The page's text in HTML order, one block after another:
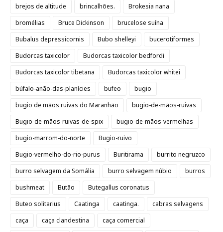
brejos de altitude
brincalhões.
Brokesia nana
bromélias
Bruce Dickinson
brucelose suína
Bubalus depressicornis
Bubo shelleyi
bucerotiformes
Budorcas taxicolor
Budorcas taxicolor bedfordi
Budorcas taxicolor tibetana
Budorcas taxicolor whitei
búfalo-anão-das-planícies
bufeo
bugio
bugio de mãos ruivas do Maranhão
bugio-de-mãos-ruivas
Bugio-de-mãos-ruivas-de-spix
bugio-de-mãos-vermelhas
bugio-marrom-do-norte
Bugio-ruivo
Bugio-vermelho-do-rio-purus
Buritirama
burrito negruzco
burro selvagem da Somália
burro selvagem núbio
burros
bushmeat
Butão
Butegallus coronatus
Buteo solitarius
Caatinga caatinga.
cabras selvagens
caça
caça clandestina
caça comercial